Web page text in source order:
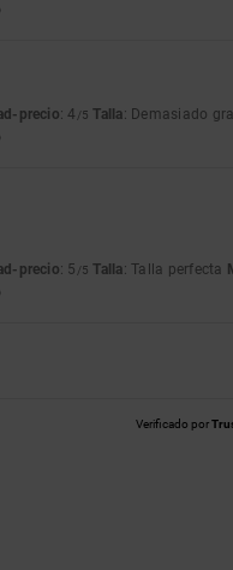
precio: 4 /5 Talla: Demasiado
precio: 5 /5 Talla: Talla perfecta
Verificado por